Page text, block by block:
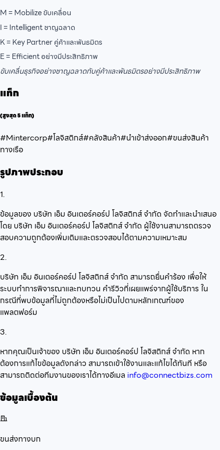
M = Mobilize ขับเคลื่อน
I = Intelligent ชาญฉลาด
K = Key Partner คู่ค้าและพันธมิตร
E = Efficient อย่างมีประสิทธิภาพ
ขับเคลื่นธุรกิจอย่างชาญฉลาดกับคู่ค้าและพันธมิตรอย่างมีประสิทธิภาพ
แท็ก
(สูงสุด 5 แท็ก)
#Mintercorp#โลจิสติกส์#คลังสินค้า#นำเข้าส่งออก#ขนส่งสินค้า
ทางเรือ
รูปภาพประกอบ
1.
ข้อมูลของ บริษัท เอ็ม อินเตอร์คอร์ป โลจิสติกส์ จำกัด จัดทำและนำเสนอ
โดย บริษัท เอ็ม อินเตอร์คอร์ป โลจิสติกส์ จำกัด ผู้ใช้งานสามารถตรวจ
สอบความถูกต้องเพิ่มเติมและตรวจสอบได้ตามความเหมาะสม
2.
บริษัท เอ็ม อินเตอร์คอร์ป โลจิสติกส์ จำกัด สามารถยื่นคำร้อง เพื่อให้
ระบบทำการพิจารณาและทบทวน คำรีวิวที่เผยแพร่จากผู้ใช้บริการ ใน
กรณีที่พบข้อมูลที่ไม่ถูกต้องหรือไม่เป็นไปตามหลักเกณฑ์ของ
แพลตฟอร์ม
3.
หากคุณเป็นเจ้าของ บริษัท เอ็ม อินเตอร์คอร์ป โลจิสติกส์ จำกัด หาก
ต้องการแก้ไขข้อมูลดังกล่าว สามารถเข้าใช้งานและแก้ไขได้ทันที หรือ
สามารถติดต่อทีมงานของเราได้ทางอีเมล info@connectbizs.com
ข้อมูลเบื้องต้น
ขนส่งทางบก